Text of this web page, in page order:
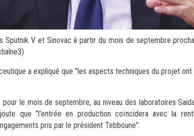
Sputnik V et Sinovac à partir du mois de septembre
a expliqué que "les aspects techniques du projet
le mois de septembre, au niveau des laboratoires
que "l'entrée en production coïncidera avec la
pris par le président Tebboune".